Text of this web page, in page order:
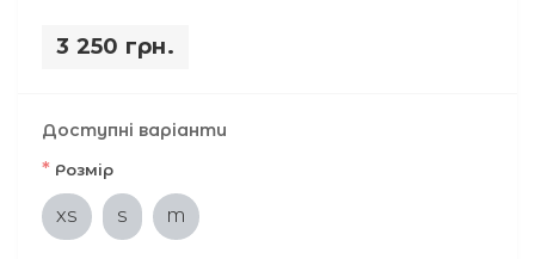
3 250 грн.
Доступні варіанти
* Розмір
XS S M